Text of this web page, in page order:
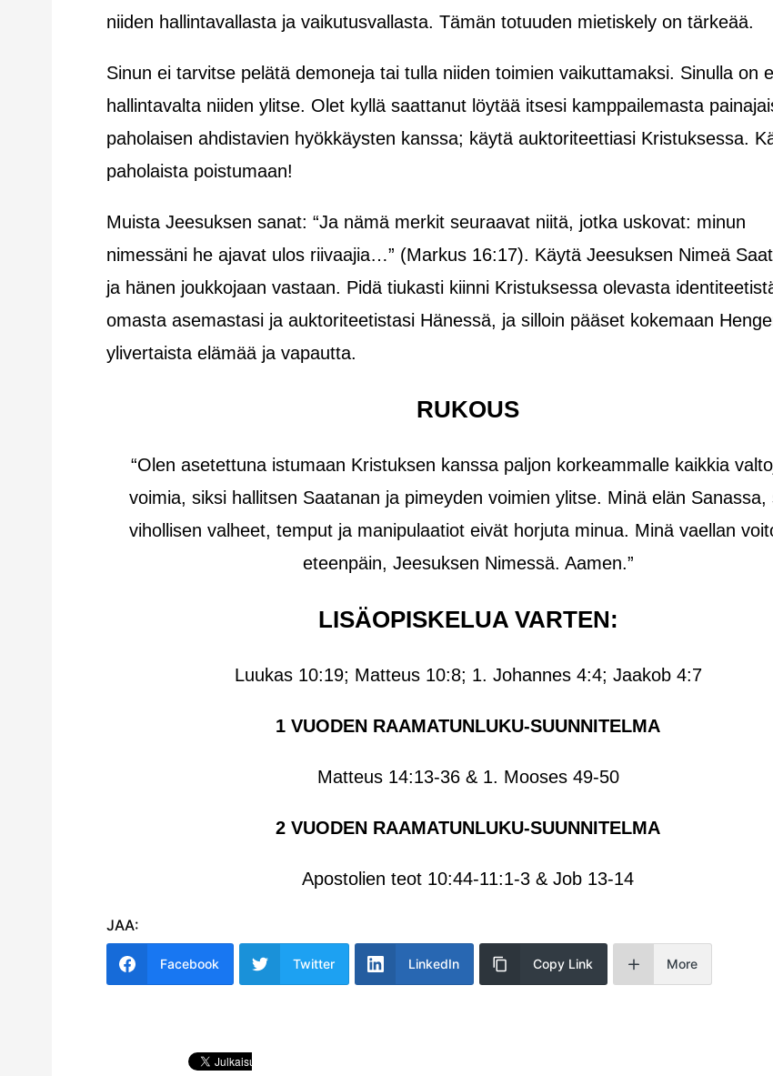
niiden hallintavallasta ja vaikutusvallasta. Tämän totuuden mietiskely on tärkeää.
Sinun ei tarvitse pelätä demoneja tai tulla niiden toimien vaikuttamaksi. Sinulla on
hallintavalta niiden ylitse. Olet kyllä saattanut löytää itsesi kamppailemasta
paholaisen ahdistavien hyökkäysten kanssa; käytä auktoriteettiasi Kristuksessa.
paholaista poistumaan!
Muista Jeesuksen sanat: “Ja nämä merkit seuraavat niitä, jotka uskovat: minun
nimessäni he ajavat ulos riivaajia…” (Markus 16:17). Käytä Jeesuksen Nimeä
ja hänen joukkojaan vastaan. Pidä tiukasti kiinni Kristuksessa olevasta
omasta asemastasi ja auktoriteetistasi Hänessä, ja silloin pääset kokemaan
ylivertaista elämää ja vapautta.
RUKOUS
“Olen asetettuna istumaan Kristuksen kanssa paljon korkeammalle kaikkia
voimia, siksi hallitsen Saatanan ja pimeyden voimien ylitse. Minä elän Sanassa,
vihollisen valheet, temput ja manipulaatiot eivät horjuta minua. Minä vaellan
eteenpäin, Jeesuksen Nimessä. Aamen.”
LISÄOPISKELUA VARTEN:
Luukas 10:19; Matteus 10:8; 1. Johannes 4:4; Jaakob 4:7
1 VUODEN RAAMATUNLUKU-SUUNNITELMA
Matteus 14:13-36 & 1. Mooses 49-50
2 VUODEN RAAMATUNLUKU-SUUNNITELMA
Apostolien teot 10:44-11:1-3 & Job 13-14
JAA:
Facebook Twitter LinkedIn Copy Link More